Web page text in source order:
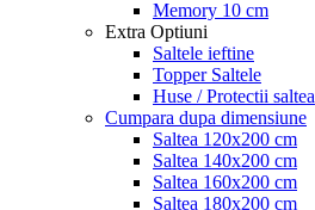
Memory 10 cm
Extra Optiuni
Saltele ieftine
Topper Saltele
Huse / Protectii saltea
Cumpara dupa dimensiune
Saltea 120x200 cm
Saltea 140x200 cm
Saltea 160x200 cm
Saltea 180x200 cm